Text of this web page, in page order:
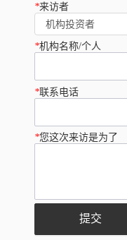
*来访者
机构投资者
*机构名称/个人
*联系电话
*您这次来访是为了
提交